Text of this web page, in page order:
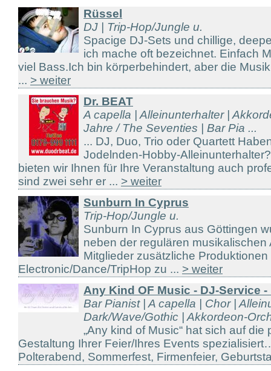
Rüssel
DJ | Trip-Hop/Jungle u.
Spacige DJ-Sets und chillige,
ich mache oft bezeichnet. Einfach
viel Bass.Ich bin körperbehindert, aber die
... > weiter
Dr. BEAT
A capella | Alleinunterhalter |
Jahre / The Seventies | Bar Pia ...
... DJ, Duo, Trio oder Quartett
Jodelnden-Hobby-
bieten wir Ihnen für Ihre Veranstaltung auch
sind zwei sehr er ... > weiter
Sunburn In Cyprus
Trip-Hop/Jungle u.
Sunburn In Cyprus aus Göttingen
neben der regulären musikalischen
Mitglieder zusätzliche
Electronic/Dance/TripHop zu ... > weiter
Any Kind OF Music - DJ-Service
Bar Pianist | A capella | Chor |
Dark/Wave/Gothic | Akkordeon-
„Any kind of Music“ hat sich auf
Gestaltung Ihrer Feier/Ihres Events
Polterabend, Sommerfest, Firmenfeier,